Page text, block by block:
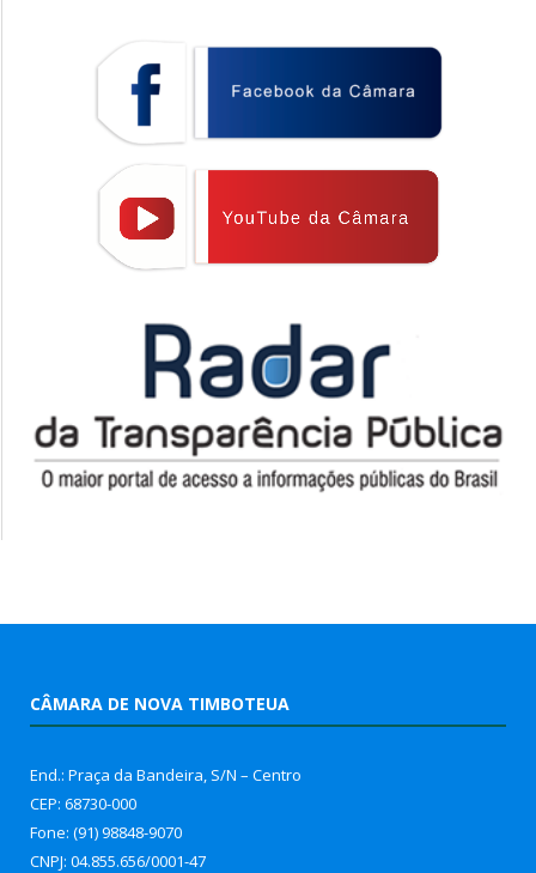
CÂMARA DE NOVA TIMBOTEUA
End.: Praça da Bandeira, S/N – Centro
CEP: 68730-000
Fone: (91) 98848-9070
CNPJ: 04.855.656/0001-47